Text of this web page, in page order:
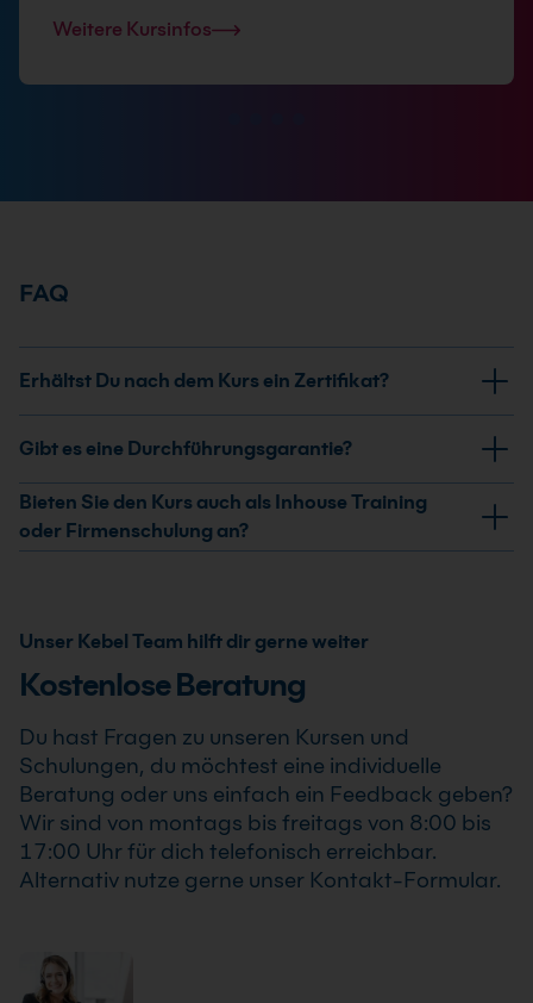
Weitere Kursinfos
FAQ
Erhältst Du nach dem Kurs ein Zertifikat?
Infrastruktur Kurs: AWS vs Azure vs GCP erhältst Du ein
Teilnahmezertifikat. Dieses bestätigt Deine erweiterten
Kenntnisse im professionellen Einsatz von KI-Cloud-
Infrastruktur Kurs: AWS vs Azure vs GCP .
Gibt es eine Durchführungsgarantie?
Ja, wir garantieren die Durchführung aller von uns
bestätigten Termine. Der KI-Cloud-Infrastruktur Kurs:
AWS vs Azure vs GCP findet auch bereits ab einem
Bieten Sie den Kurs auch als Inhouse Training
oder Firmenschulung an?
als Online-Firmenschulung durchgeführt werden.
Inhalte, Prozesse und Schwerpunkte passen wir
Unternehmens an.
Unser Kebel Team hilft dir gerne weiter
Kostenlose Beratung
Du hast Fragen zu unseren Kursen und
Schulungen, du möchtest eine individuelle
Beratung oder uns einfach ein Feedback geben?
Wir sind von montags bis freitags von 8:00 bis
17:00 Uhr für dich telefonisch erreichbar.
Alternativ nutze gerne unser Kontakt-Formular.